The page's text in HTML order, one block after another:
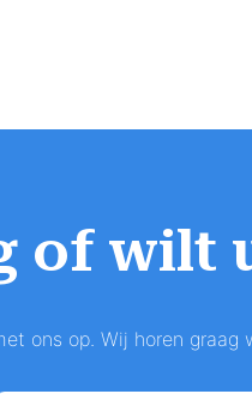
of wilt
ons op. Wij horen graag